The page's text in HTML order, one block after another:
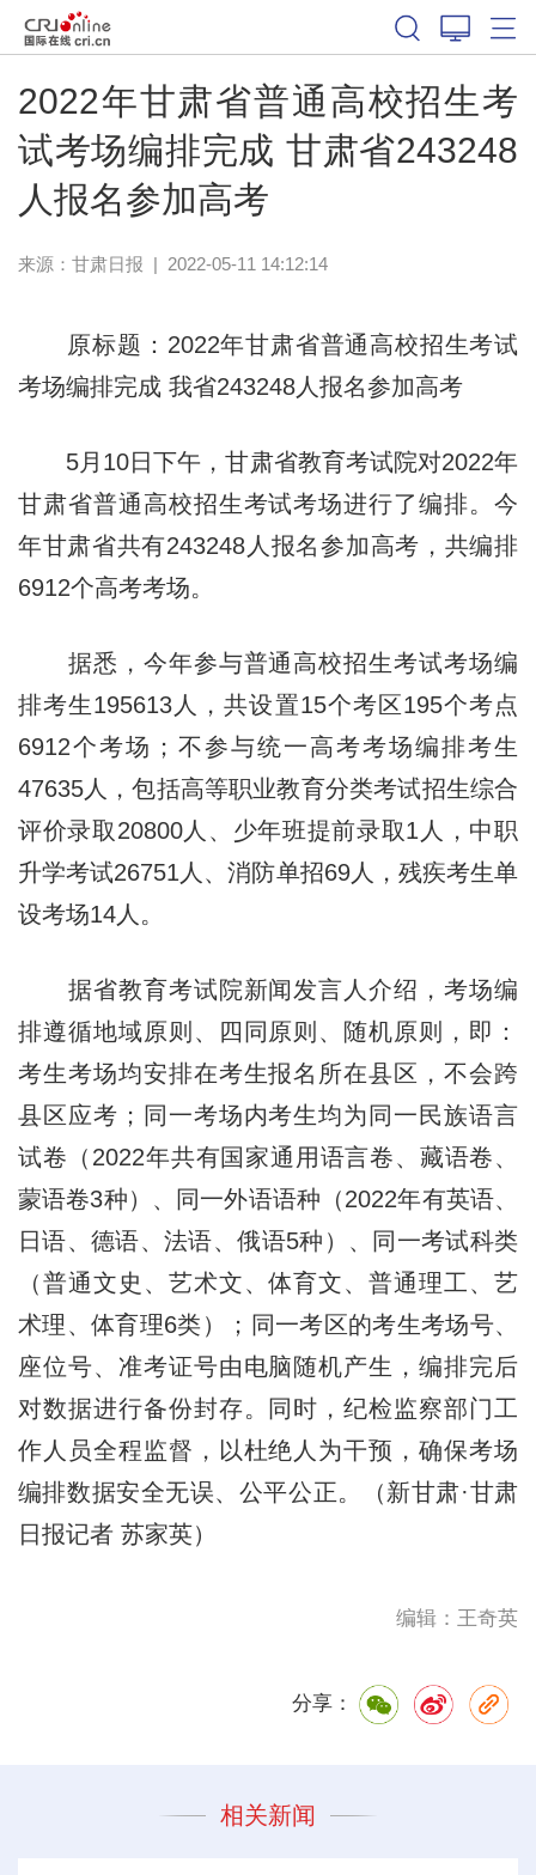
2022年甘肃省普通高校招生考
试考场编排完成 甘肃省243248
人报名参加高考
来源： 甘肃日报 | 2022-05-11 14:12:14
原标题：2022年甘肃省普通高校招生考试
考场编排完成 我省243248人报名参加高考
5月10日下午，甘肃省教育考试院对2022年
甘肃省普通高校招生考试考场进行了编排。今
年甘肃省共有243248人报名参加高考，共编排
6912个高考考场。
据悉，今年参与普通高校招生考试考场编
排考生195613人，共设置15个考区195个考点
6912个考场；不参与统一高考考场编排考生
47635人，包括高等职业教育分类考试招生综合
评价录取20800人、少年班提前录取1人，中职
升学考试26751人、消防单招69人，残疾考生单
设考场14人。
据省教育考试院新闻发言人介绍，考场编
排遵循地域原则、四同原则、随机原则，即：
考生考场均安排在考生报名所在县区，不会跨
县区应考；同一考场内考生均为同一民族语言
试卷（2022年共有国家通用语言卷、藏语卷、
蒙语卷3种）、同一外语语种（2022年有英语、
日语、德语、法语、俄语5种）、同一考试科类
（普通文史、艺术文、体育文、普通理工、艺
术理、体育理6类）；同一考区的考生考场号、
座位号、准考证号由电脑随机产生，编排完后
对数据进行备份封存。同时，纪检监察部门工
作人员全程监督，以杜绝人为干预，确保考场
编排数据安全无误、公平公正。（新甘肃·甘肃
日报记者 苏家英）
编辑：王奇英
分享：
相关新闻